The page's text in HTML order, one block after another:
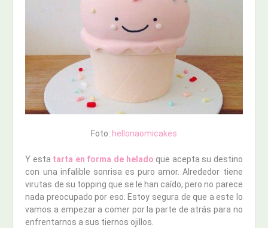
Foto: hellonaomicakes
Y esta tarta en forma de helado que acepta su destino
con una infalible sonrisa es puro amor. Alrededor tiene
virutas de su topping que se le han caído, pero no parece
nada preocupado por eso. Estoy segura de que a este lo
vamos a empezar a comer por la parte de atrás para no
enfrentarnos a sus tiernos ojillos.